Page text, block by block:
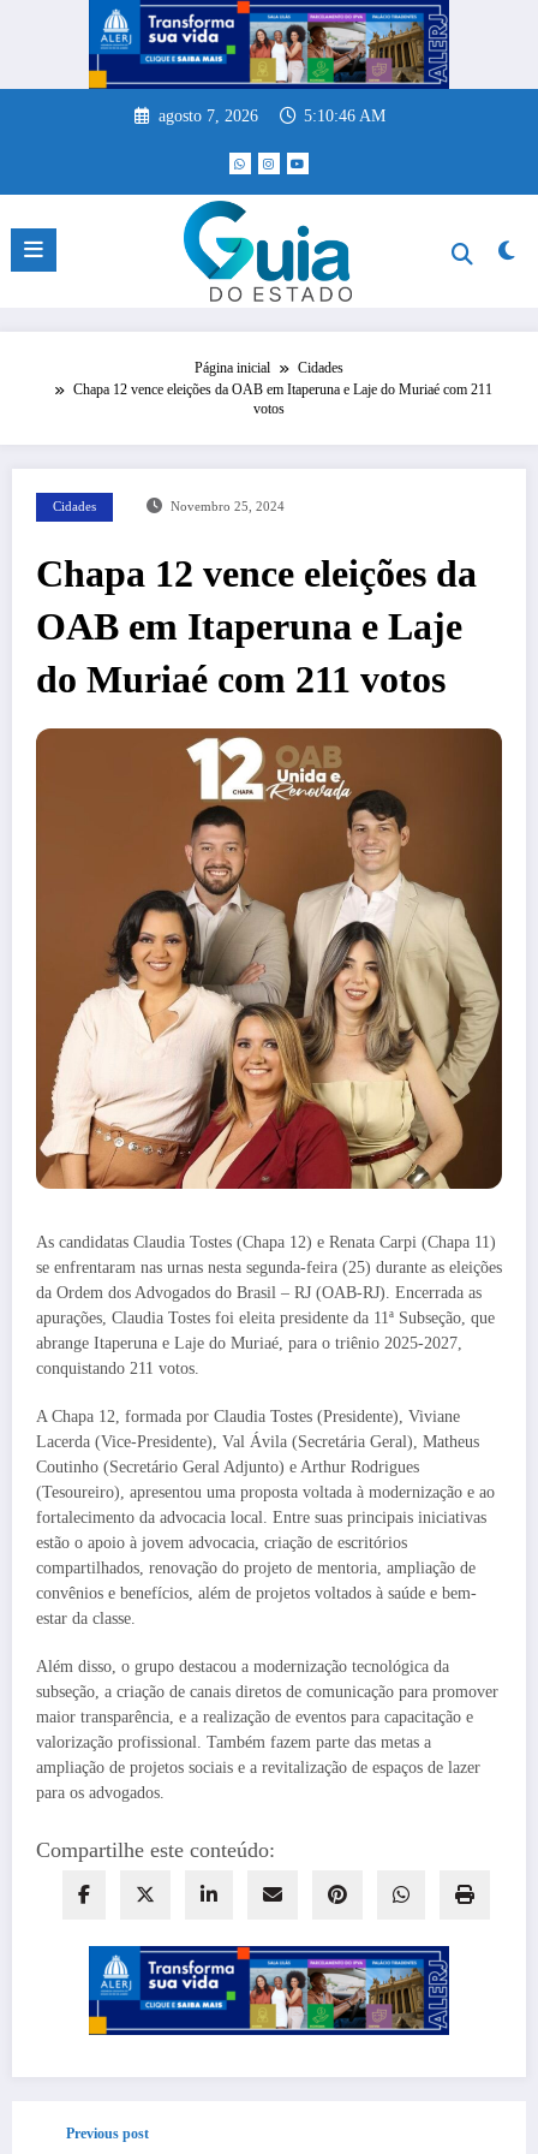
agosto 7, 2026 5:10:47 AM
Página inicial
Cidades
Chapa 12 vence eleições da OAB em Itaperuna e Laje do Muriaé com 211
votos
Cidades Novembro 25, 2024
Chapa 12 vence eleições da
OAB em Itaperuna e Laje
do Muriaé com 211 votos
As candidatas Claudia Tostes (Chapa 12) e Renata Carpi (Chapa 11)
se enfrentaram nas urnas nesta segunda-feira (25) durante as eleições
da Ordem dos Advogados do Brasil – RJ (OAB-RJ). Encerrada as
apurações, Claudia Tostes foi eleita presidente da 11ª Subseção, que
abrange Itaperuna e Laje do Muriaé, para o triênio 2025-2027,
conquistando 211 votos.
A Chapa 12, formada por Claudia Tostes (Presidente), Viviane
Lacerda (Vice-Presidente), Val Ávila (Secretária Geral), Matheus
Coutinho (Secretário Geral Adjunto) e Arthur Rodrigues
(Tesoureiro), apresentou uma proposta voltada à modernização e ao
fortalecimento da advocacia local. Entre suas principais iniciativas
estão o apoio à jovem advocacia, criação de escritórios
compartilhados, renovação do projeto de mentoria, ampliação de
convênios e benefícios, além de projetos voltados à saúde e bem-
estar da classe.
Além disso, o grupo destacou a modernização tecnológica da
subseção, a criação de canais diretos de comunicação para promover
maior transparência, e a realização de eventos para capacitação e
valorização profissional. Também fazem parte das metas a
ampliação de projetos sociais e a revitalização de espaços de lazer
para os advogados.
Compartilhe este conteúdo:
Previous post